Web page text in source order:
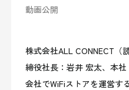
動画公開
株式会社ALL CONNECT（
締役社長：岩井 宏太、本
会社でWiFiストアを運営す